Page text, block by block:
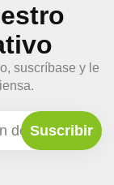
suscríbase y le